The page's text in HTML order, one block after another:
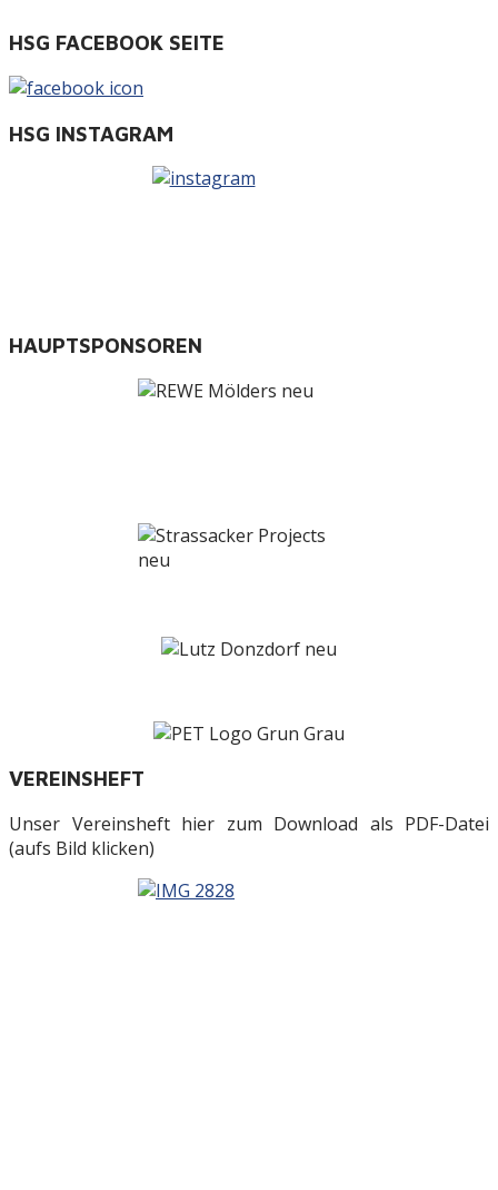
HSG FACEBOOK SEITE
HSG INSTAGRAM
HAUPTSPONSOREN
VEREINSHEFT
Unser Vereinsheft hier zum Download als PDF-Datei
(aufs Bild klicken)